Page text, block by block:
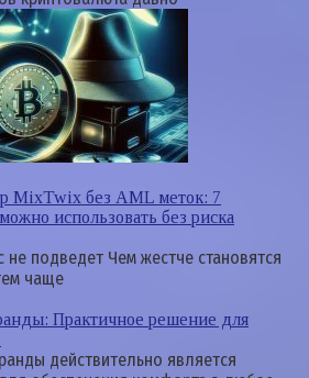
MixTwix без AML меток: 7
использовать без риска
не подведет Чем жестче становятся
чаще
Практичное решение для
действительно является